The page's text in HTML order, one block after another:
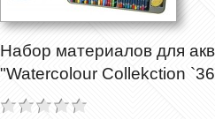
Набор материалов для
"Watercolour Collekction